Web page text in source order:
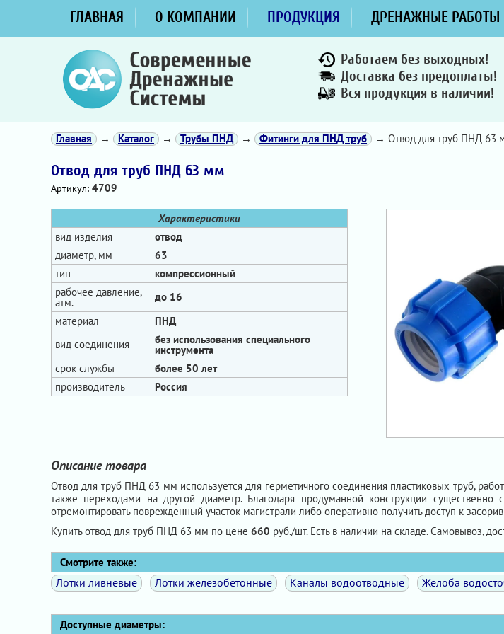
ГЛАВНАЯ О КОМПАНИИ ПРОДУКЦИЯ ДРЕНАЖНЫЕ РАБОТЫ
Работаем без выходных!
Доставка без предоплаты!
Вся продукция в наличии!
Главная → Каталог → Трубы ПНД → Фитинги для ПНД труб → Отвод для труб ПНД 63
Отвод для труб ПНД 63 мм
Артикул: 4709
Характеристики
вид изделия
отвод
диаметр, мм
63
тип
компрессионный
рабочее давление,
атм.
до 16
материал
ПНД
вид соединения
без использования специального
инструмента
срок службы
более 50 лет
производитель
Россия
Описание товара
Отвод для труб ПНД 63 мм используется для герметичного соединения пластиковых труб,
также переходами на другой диаметр. Благодаря продуманной конструкции
отремонтировать поврежденный участок магистрали либо оперативно получить доступ к
Купить отвод для труб ПНД 63 мм по цене 660 руб./шт. Есть в наличии на складе. Самовывоз,
Смотрите также:
Лотки ливневые Лотки железобетонные Каналы водоотводные Желоба
Доступные диаметры: